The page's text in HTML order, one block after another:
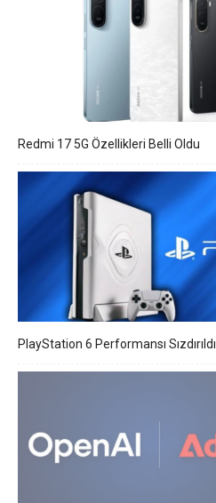
Redmi 17 5G Özellikleri Belli Oldu
PlayStation 6 Performansı Sızdırıldı